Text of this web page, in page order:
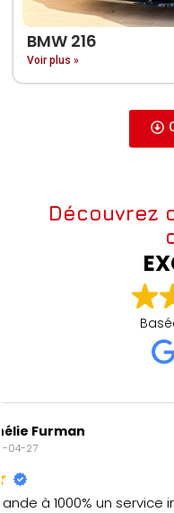
BMW 216
Voir plus »
Découvrez
valery maderi
AB car bravo pour